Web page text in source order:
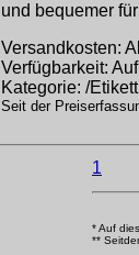
und bequemer
Versandkosten:
Verfügbarkeit:
Kategorie: /
Seit der
1
* Auf
**